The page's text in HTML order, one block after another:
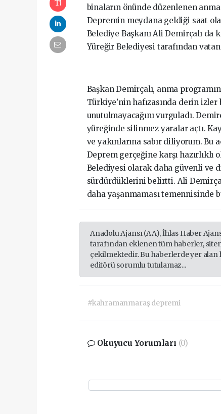
binaların önünde düzenlenen
Depremin meydana geldiği saat
Belediye Başkanı Ali Demirçalı da
Yüreğir Belediyesi tarafından
Başkan Demirçalı, anma
Türkiye’nin hafızasında derin izler
unutulmayacağını vurguladı.
yüreğinde silinmez yaralar açtı.
ve yakınlarına sabır diliyorum. Bu
Deprem gerçeğine karşı
Belediyesi olarak daha güvenli ve
sürdürdüklerini belirtti. Ali
daha yaşanmaması temennisinde
Anadolu Ajansı (AA), İhlas Haber
tarafından eklenen tüm haberler,
çekilmektedir. Bu haberlerde yer
editörü sorumlu tutulamaz...
#kahramanmaraş depremi
Okuyucu Yorumları (0)